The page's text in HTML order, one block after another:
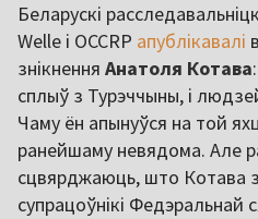
Беларускі
Welle і OCCRP апублікавалі
знікнення Анатоля Котава
сплыў з Турэччыны, і
Чаму ён апынуўся на той
ранейшаму невядома. Але
сцвярджаюць, што Котава
супрацоўнікі Федэральнай